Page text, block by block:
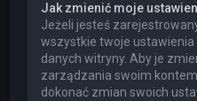
Jak zmienić moje
Jeżeli jesteś
wszystkie twoje
danych witryny. Aby je
zarządzania swoim
dokonać zmian swoich